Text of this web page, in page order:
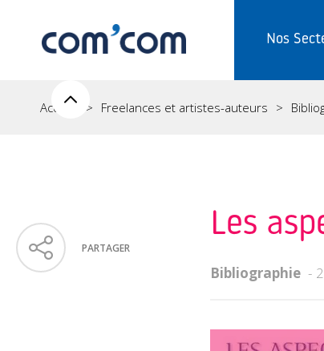
Nos
Accueil Freelances et artistes-auteurs
Les
Bibliographie
PARTAGER